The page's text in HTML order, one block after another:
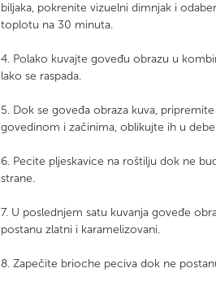
biljaka, pokrenite vizuelni dimnjak i
toplotu na 30 minuta.
4. Polako kuvajte goveđu obrazu u
lako se raspada.
5. Dok se goveđa obraza kuva,
govedinom i začinima, oblikujte ih u
6. Pecite pljeskavice na roštilju dok ne
strane.
7. U poslednjem satu kuvanja goveđe
postanu zlatni i karamelizovani.
8. Zapečite brioche peciva dok ne